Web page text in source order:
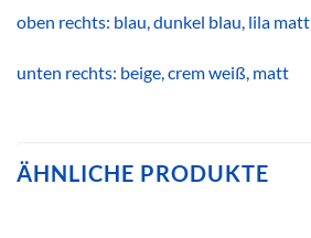
oben rechts: blau, dunkel blau, lila matt
unten rechts: beige, crem weiß, matt
ÄHNLICHE PRODUKTE